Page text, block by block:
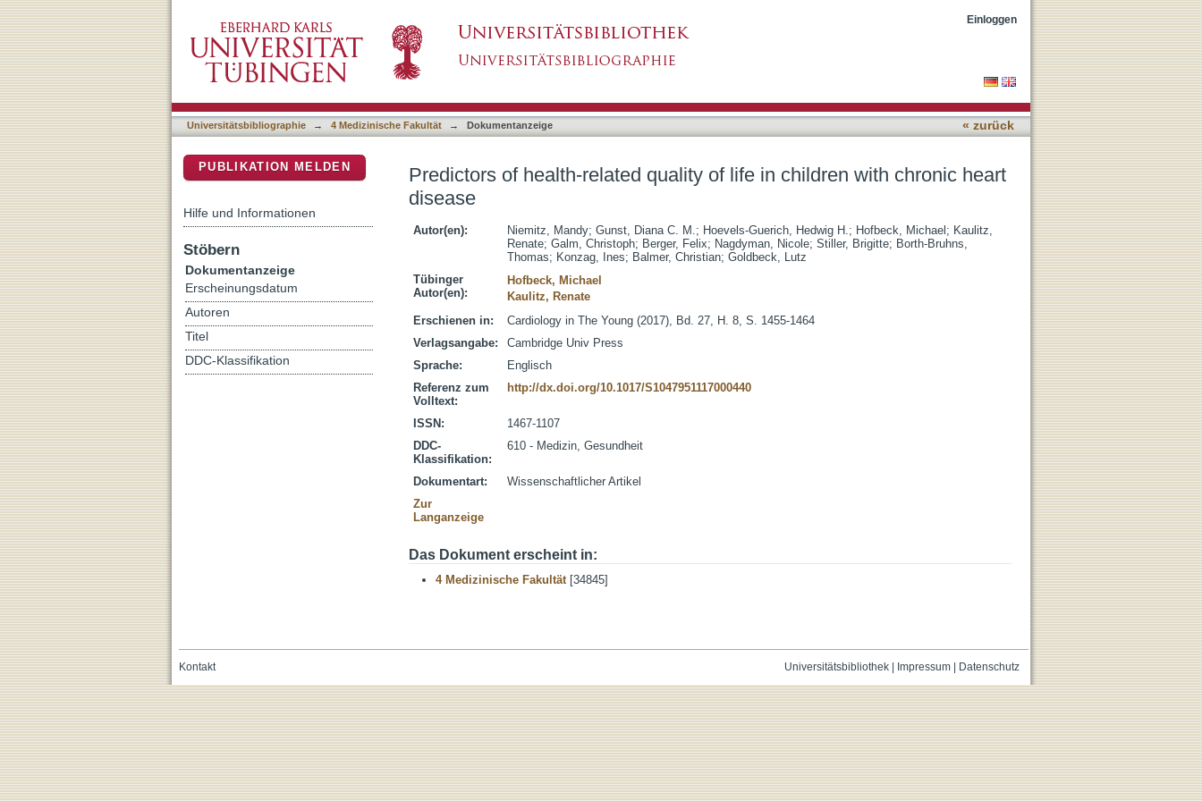
Einloggen
Universitätsbibliographie → 4 Medizinische Fakultät → Dokumentanzeige « zurück
Predictors of health-related quality of life in children with chronic heart
disease
Autor(en): Niemitz, Mandy; Gunst, Diana C. M.; Hoevels-Guerich, Hedwig H.; Hofbeck, Michael ; Kaulitz,
Renate; Galm, Christoph; Berger, Felix; Nagdyman, Nicole; Stiller, Brigitte; Borth-Bruhns,
Thomas; Konzag, Ines; Balmer, Christian; Goldbeck, Lutz
Tübinger
Autor(en):
Hofbeck, Michael
Kaulitz, Renate
Erschienen in:
Cardiology in The Young (2017), Bd. 27, H. 8, S. 1455-1464
Verlagsangabe:
Cambridge Univ Press
Sprache:
Englisch
Referenz zum
Volltext:
http://dx.doi.org/10.1017/S1047951117000440
ISSN:
1467-1107
DDC-
Klassifikation:
610 - Medizin, Gesundheit
Dokumentart:
Wissenschaftlicher Artikel
Zur
Langanzeige
Das Dokument erscheint in:
4 Medizinische Fakultät[34845]
PUBLIKATION MELDEN
Hilfe und Informationen
Stöbern
Dokumentanzeige
Erscheinungsdatum
Autoren
Titel
DDC-Klassifikation
Universitätsbibliothek| Impressum| Datenschutz
Kontakt